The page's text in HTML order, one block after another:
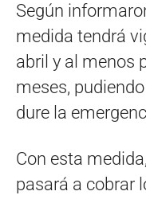
Según
medida tendrá
abril y al menos
meses,
dure la
Con esta
pasará a cobrar